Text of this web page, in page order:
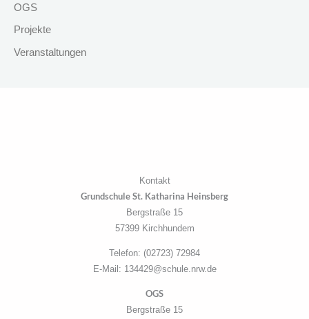
OGS
Projekte
Veranstaltungen
Kontakt
Grundschule St. Katharina Heinsberg
Bergstraße 15
57399 Kirchhundem
Telefon: (02723) 72984
E-Mail: 134429@schule.nrw.de
OGS
Bergstraße 15